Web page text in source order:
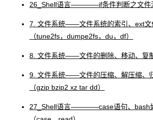
26_Shell语言――――if条件判断之文件
7. 文件系统――文件系统的索引、ext文
（tune2fs，dumpe2fs，du，df）
8. 文件系统――文件的删除、移动、复
9. 文件系统——文件的压缩、解压缩、
（gzip bzip2 xz tar dd）
27_Shell语言――――case语句、bash